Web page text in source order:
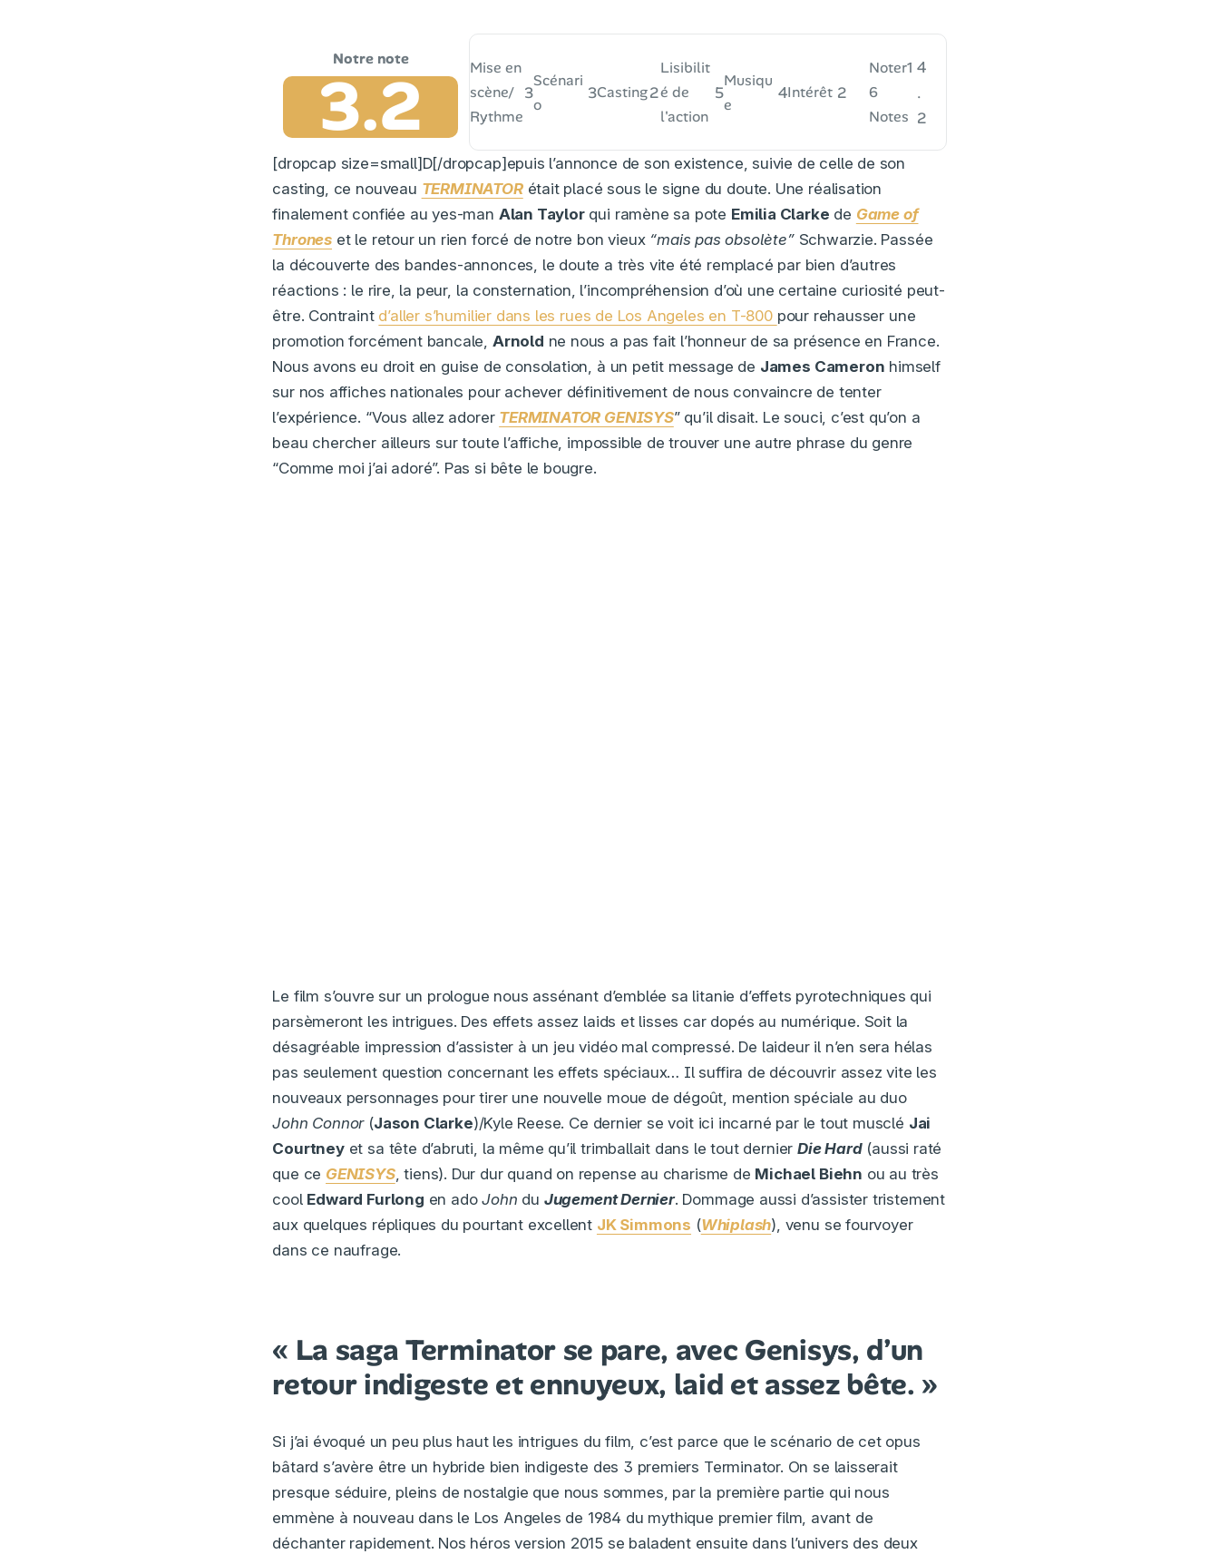
Mise en
scène/
Rythme
3
Scénari
o
3Casting2
Lisibilit
é de
l'action
5
Musiqu
e
4Intérêt 2
Noter1
6
Notes
4
.
2
3.2
[dropcap size=small]D[/dropcap]epuis l’annonce de son existence, suivie de celle de son
casting, ce nouveau TERMINATORétait placé sous le signe du doute. Une réalisation
finalement confiée au yes-man Alan Taylorqui ramène sa pote Emilia Clarke de Game of
Thrones et le retour un rien forcé de notre bon vieux “mais pas obsolète”Schwarzie. Passée
la découverte des bandes-annonces, le doute a très vite été remplacé par bien d’autres
réactions : le rire, la peur, la consternation, l’incompréhension d’où une certaine curiosité peut-
être. Contraint d’aller s’humilier dans les rues de Los Angeles en T-800 pour rehausser une
promotion forcément bancale, Arnold ne nous a pas fait l’honneur de sa présence en France.
Nous avons eu droit en guise de consolation, à un petit message de James Cameron himself
sur nos affiches nationales pour achever définitivement de nous convaincre de tenter
l’expérience. “Vous allez adorer TERMINATOR GENISYS” qu’il disait. Le souci, c’est qu’on a
beau chercher ailleurs sur toute l’affiche, impossible de trouver une autre phrase du genre
“Comme moi j’ai adoré”. Pas si bête le bougre.
Le film s’ouvre sur un prologue nous assénant d’emblée sa litanie d’effets pyrotechniques qui
parsèmeront les intrigues. Des effets assez laids et lisses car dopés au numérique. Soit la
désagréable impression d’assister à un jeu vidéo mal compressé. De laideur il n’en sera hélas
pas seulement question concernant les effets spéciaux… Il suffira de découvrir assez vite les
nouveaux personnages pour tirer une nouvelle moue de dégoût, mention spéciale au duo
John Connor(Jason Clarke)/Kyle Reese. Ce dernier se voit ici incarné par le tout musclé Jai
Courtneyet sa tête d’abruti, la même qu’il trimballait dans le tout dernier Die Hard(aussi raté
que ce GENISYS, tiens). Dur dur quand on repense au charisme de Michael Biehn ou au très
cool Edward Furlong en adoJohn du Jugement Dernier. Dommage aussi d’assister tristement
aux quelques répliques du pourtant excellent JK Simmons (Whiplash), venu se fourvoyer
dans ce naufrage.
« La saga Terminator se pare, avec Genisys, d’un
retour indigeste et ennuyeux, laid et assez bête. »
Si j’ai évoqué un peu plus haut les intrigues du film, c’est parce que le scénario de cet opus
bâtard s’avère être un hybride bien indigeste des 3 premiers Terminator. On se laisserait
presque séduire, pleins de nostalgie que nous sommes, par la première partie qui nous
emmène à nouveau dans le Los Angeles de 1984 du mythique premier film, avant de
déchanter rapidement. Nos héros version 2015 se baladent ensuite dans l’univers des deux